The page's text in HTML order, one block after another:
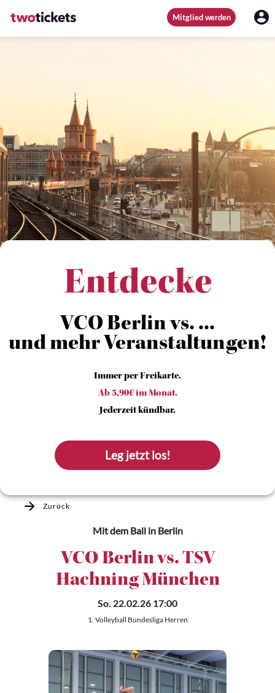
Mitglied werden
Entdecke
VCO Berlin vs. ...
und mehr Veranstaltungen!
Immer per Freikarte.
Ab 5,90€ im Monat.
Jederzeit kündbar.
Leg jetzt los!
Zurück
Mit dem Ballin Berlin
VCO Berlin vs. TSV
Hachning München
So. 22.02.26 17:00
1. Volleyball Bundesliga Herren